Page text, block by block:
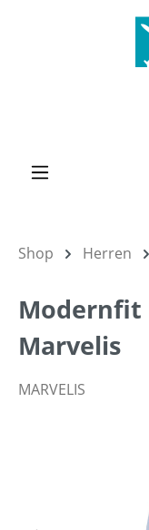
Zum Hauptinhalt
Shop Herren
Modernfit
Marvelis
MARVELIS